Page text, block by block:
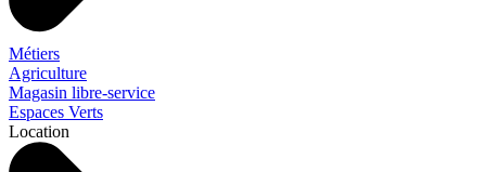
Métiers
Agriculture
Magasin libre-service
Espaces Verts
Location